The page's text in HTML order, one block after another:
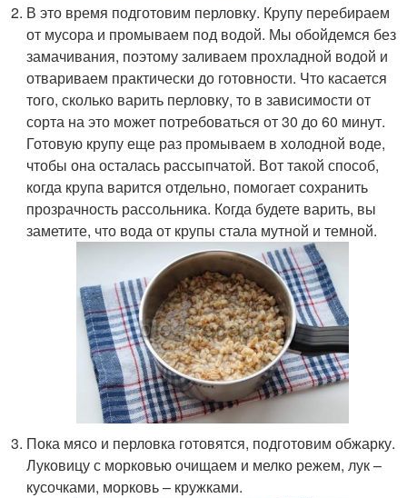
В это время подготовим перловку. Крупу перебираем
от мусора и промываем под водой. Мы обойдемся без
замачивания, поэтому заливаем прохладной водой и
отвариваем практически до готовности. Что касается
того, сколько варить перловку, то в зависимости от
сорта на это может потребоваться от 30 до 60 минут.
Готовую крупу еще раз промываем в холодной воде,
чтобы она осталась рассыпчатой. Вот такой способ,
когда крупа варится отдельно, помогает сохранить
прозрачность рассольника. Когда будете варить, вы
заметите, что вода от крупы стала мутной и темной.
Пока мясо и перловка готовятся, подготовим обжарку.
Луковицу с морковью очищаем и мелко режем, лук –
кусочками, морковь – кружками.